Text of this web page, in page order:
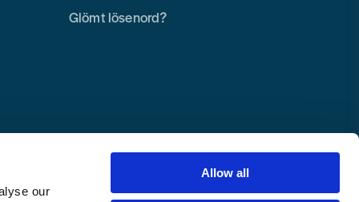
our
Allow all
Glömt lösenord?